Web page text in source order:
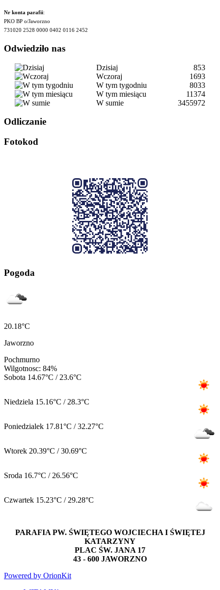
Nr konta parafii:
PKO BP o/Jaworzno
731020 2528 0000 0402 0116 2452
Odwiedziło nas
Dzisiaj
853
Wczoraj
1693
W tym tygodniu
8033
W tym miesiącu
11374
W sumie
3455972
Odliczanie
Fotokod
Pogoda
20.18°C
Jaworzno
Pochmurno
Wilgotnosc: 84%
Sobota 14.67°C / 23.6°C
Niedziela 15.16°C / 28.3°C
Poniedzialek 17.81°C / 32.27°C
Wtorek 20.39°C / 30.69°C
Sroda 16.7°C / 26.56°C
Czwartek 15.23°C / 29.28°C
PARAFIA PW. ŚWIĘTEGO WOJCIECHA I ŚWIĘTEJ
KATARZYNY
PLAC ŚW. JANA 17
43 - 600 JAWORZNO
Powered by OrionKit